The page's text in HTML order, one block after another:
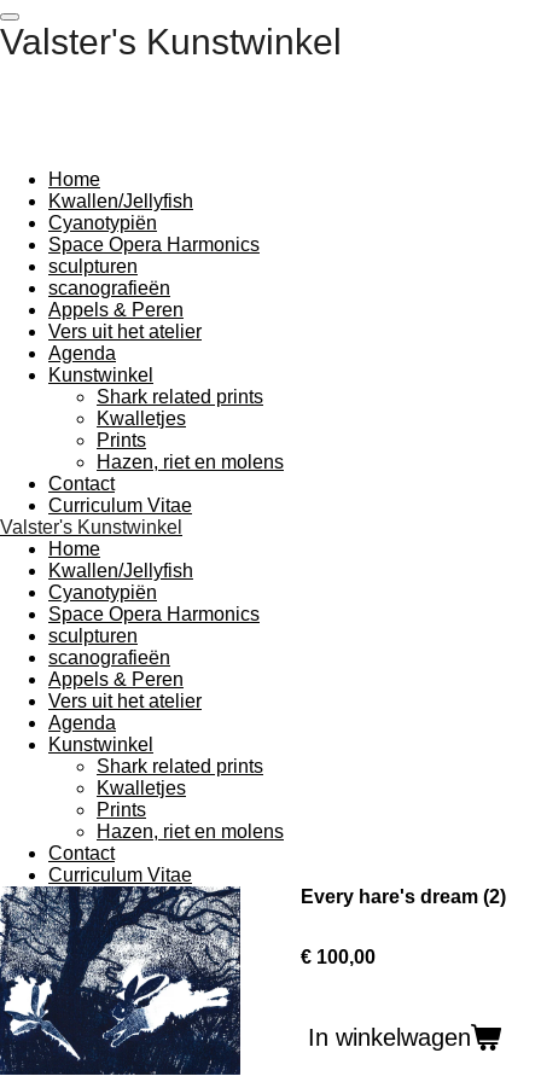
Ga
direct
Valster's Kunstwinkel
Home
Kwallen/Jellyfish
Cyanotypiën
Space Opera Harmonics
sculpturen
scanografieën
Appels & Peren
Vers uit het atelier
Agenda
Kunstwinkel
Shark related prints
Kwalletjes
Prints
Hazen, riet en molens
Contact
Curriculum Vitae
Valster's Kunstwinkel
Home
Kwallen/Jellyfish
Cyanotypiën
Space Opera Harmonics
sculpturen
scanografieën
Appels & Peren
Vers uit het atelier
Agenda
Kunstwinkel
Shark related prints
Kwalletjes
Prints
Hazen, riet en molens
Contact
Curriculum Vitae
Every hare's dream (2)
€ 100,00
In winkelwagen